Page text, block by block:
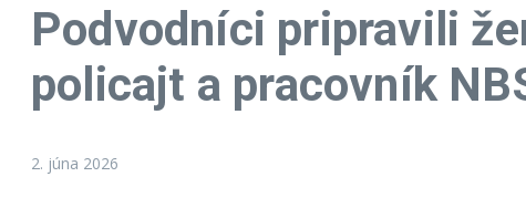
Podvodníci pripravili
policajt a pracovník
2. júna 2026